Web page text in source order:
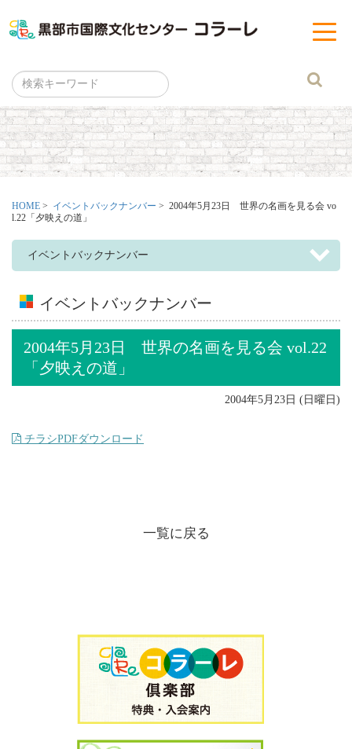
黒部
t
o
v
i
g
a
t
i
o
HOME > イベントバックナンバー > 2004年5月23日 世界の名画を見る会 vo
l.22「夕映えの道」
イベントバックナンバー
イベントバックナンバー
2004年5月23日 世界の名画を見る会 vol.22
「夕映えの道」
2004年5月23日 (日曜日)
チラシPDFダウンロード
一覧に戻る